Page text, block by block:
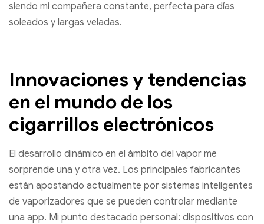
siendo mi compañera constante, perfecta para días
soleados y largas veladas.
Innovaciones y tendencias
en el mundo de los
cigarrillos electrónicos
El desarrollo dinámico en el ámbito del vapor me
sorprende una y otra vez. Los principales fabricantes
están apostando actualmente por sistemas inteligentes
de vaporizadores que se pueden controlar mediante
una app. Mi punto destacado personal: dispositivos con